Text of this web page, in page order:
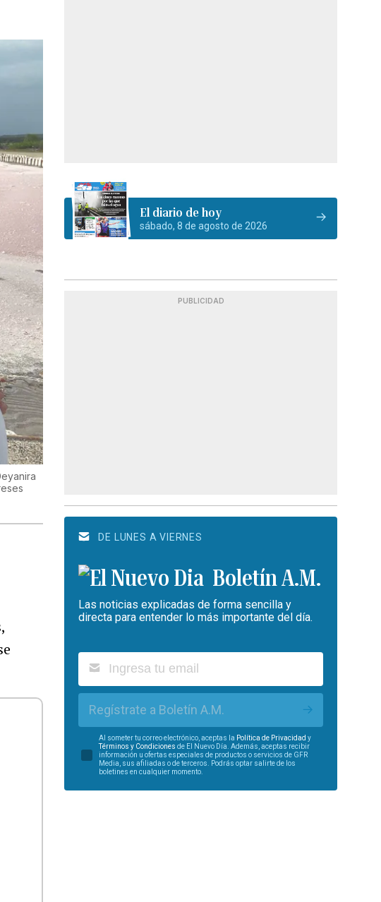
El diario de hoy
sábado, 8 de agosto de 2026
PUBLICIDAD
DE LUNES A VIERNES
Boletín A.M.
Las noticias explicadas de forma sencilla y
directa para entender lo más importante del día.
Regístrate a Boletín A.M.
Al someter tu correo electrónico, aceptas la Política de Privacidad y
Términos y Condiciones de El Nuevo Día. Además, aceptas recibir
información u ofertas especiales de productos o servicios de GFR
Media, sus afiliadas o de terceros. Podrás optar salirte de los
boletines en cualquier momento.